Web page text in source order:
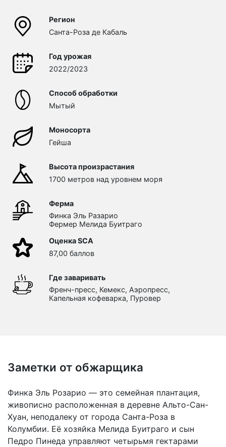
Регион
Санта-Роза де Кабаль
Год урожая
2022/2023
Способ обработки
Мытый
Моносорта
Гейша
Высота произрастания
1700 метров над уровнем моря
Ферма
Финка Эль Разарио
Фермер Мелида Буитраго
Оценка SCA
87,00 баллов
Где заваривать
Френч-пресс, Кемекс, Аэропресс,
Капельная кофеварка, Пуровер
Заметки от обжарщика
Финка Эль Розарио — это семейная плантация,
живописно расположенная в деревне Альто-Сан-
Хуан, неподалеку от города Санта-Роза в
Колумбии. Её хозяйка Мелида Буитраго и сын
Педро Пинеда управляют четырьмя гектарами